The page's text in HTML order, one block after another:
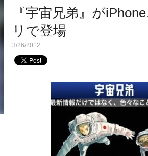
『宇宙兄弟』が
リで登場
3/26/2012